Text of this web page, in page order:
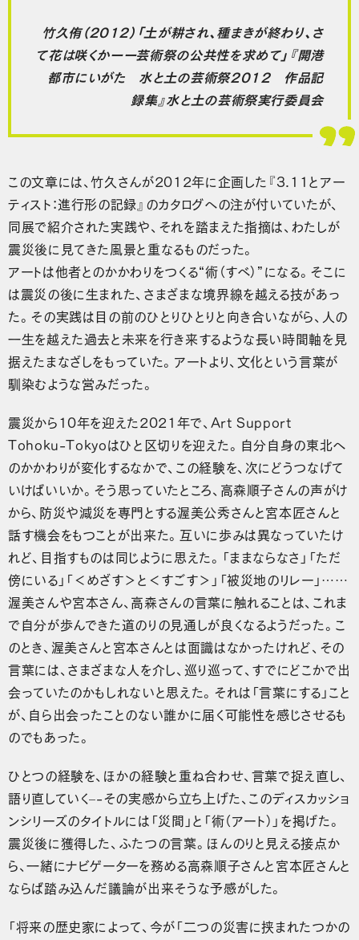
竹久侑（2012）「土が耕され、種まきが終わり、さ
て花は咲くかーー芸術祭の公共性を求めて」『開港
都市にいがた 水と土の芸術祭2012 作品記
録集』水と土の芸術祭実行委員会
この文章には、竹久さんが2012年に企画した『3.11とアー
ティスト：進行形の記録』のカタログへの注が付いていたが、
同展で紹介された実践や、それを踏まえた指摘は、わたしが
震災後に見てきた風景と重なるものだった。
アートは他者とのかかわりをつくる“術（すべ）”になる。そこに
は震災の後に生まれた、さまざまな境界線を越える技があっ
た。その実践は目の前のひとりひとりと向き合いながら、人の
一生を越えた過去と未来を行き来するような長い時間軸を見
据えたまなざしをもっていた。アートより、文化という言葉が
馴染むような営みだった。
震災から10年を迎えた2021年で、Art Support
Tohoku-Tokyoはひと区切りを迎えた。自分自身の東北へ
のかかわりが変化するなかで、この経験を、次にどうつなげて
いけばいいか。そう思っていたところ、高森順子さんの声がけ
から、防災や減災を専門とする渥美公秀さんと宮本匠さんと
話す機会をもつことが出来た。互いに歩みは異なっていたけ
れど、目指すものは同じように思えた。「ままならなさ」「ただ
傍にいる」「＜めざす＞と＜すごす＞」「被災地のリレー」……
渥美さんや宮本さん、高森さんの言葉に触れることは、これま
で自分が歩んできた道のりの見通しが良くなるようだった。こ
のとき、渥美さんと宮本さんとは面識はなかったけれど、その
言葉には、さまざまな人を介し、巡り巡って、すでにどこかで出
会っていたのかもしれないと思えた。それは「言葉にする」こと
が、自ら出会ったことのない誰かに届く可能性を感じさせるも
のでもあった。
ひとつの経験を、ほかの経験と重ね合わせ、言葉で捉え直し、
語り直していく–-その実感から立ち上げた、このディスカッショ
ンシリーズのタイトルには「災間」と「術（アート）」を掲げた。
震災後に獲得した、ふたつの言葉。ほんのりと見える接点か
ら、一緒にナビゲーターを務める高森順子さんと宮本匠さんと
ならば踏み込んだ議論が出来そうな予感がした。
「将来の歴史家によって、今が「二つの災害に挟まれたつかの